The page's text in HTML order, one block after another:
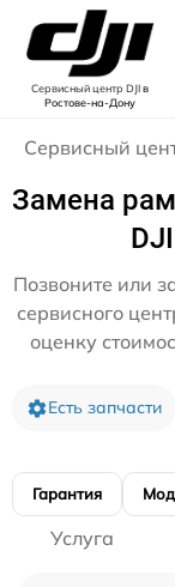
Сервисный центр DJIв
Ростове-на-Дону
Сервисный
Замена
Позвоните или
сервисного
оценку
Есть запчасти
Гарантия
Услуга